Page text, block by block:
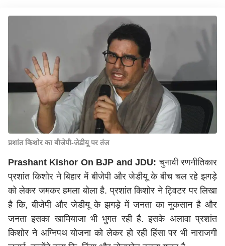
प्रशांत किशोर का बीजेपी-जेडीयू पर तंज
Prashant Kishor On BJP and JDU: चुनावी रणनीतिकार
प्रशांत किशोर ने बिहार में बीजेपी और जेडीयू के बीच चल रहे झगड़े
को लेकर जमकर हमला बोला है. प्रशांत किशोर ने ट्विटर पर लिखा
है कि, बीजेपी और जेडीयू के झगड़े में जनता का नुकसान है और
जनता इसका खामियाजा भी भुगत रही है. इसके अलावा प्रशांत
किशोर ने अग्निपथ योजना को लेकर हो रही हिंसा पर भी नाराजगी